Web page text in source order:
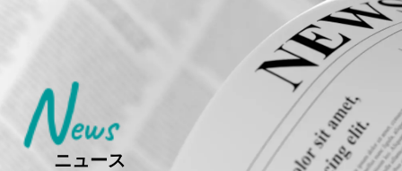
News
ニュース
ニュース
学力・人間力向上のためのブログ
生徒・保護者の声